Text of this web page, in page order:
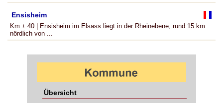
Ensisheim
Km ± 40 | Ensisheim im Elsass liegt in der Rheinebene, rund 15 km
nördlich von ...
Übersicht